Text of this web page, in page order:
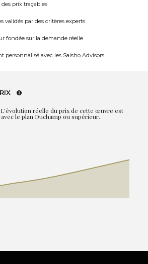
prix traçables
validés par des critères experts
fondée sur la demande réelle
personnalisé avec les Saisho Advisors
réelle du prix de cette œuvre est
le plan Duchamp ou supérieur.